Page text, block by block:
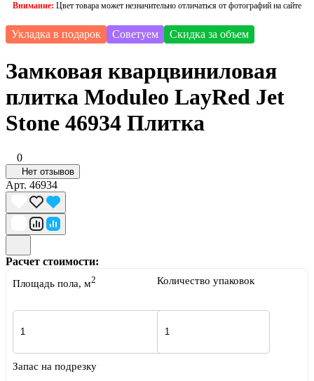
Внимание: Цвет товара может незначительно отличаться от фотографий на сайте
Укладка в подарок Советуем Скидка за объем
Замковая кварцвиниловая
плитка Moduleo LayRed Jet
Stone 46934 Плитка
0
Нет отзывов
Арт. 46934
Расчет стоимости:
Площадь пола, м2 Количество упаковок
Запас на подрезку